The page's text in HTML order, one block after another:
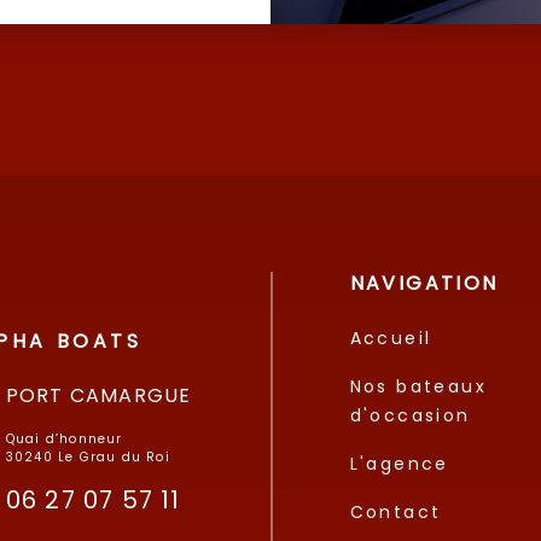
BOATS
PORT CAMARGUE
Quai d’honneur
30240 Le Grau du Roi
06 27 07 57 11
NAVIGATION
Accueil
Nos bateaux
d'occasion
L'agence
Contact